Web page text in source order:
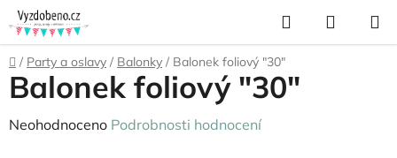
Přejít
na
obsah
Hledat
KOŠÍK
Domů
/ Party a oslavy / Balonky / Balonek foliový "30"
Balonek foliový "30"
Průměrné
Neohodnoceno Podrobnosti hodnocení